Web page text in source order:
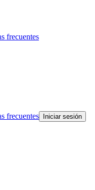
frecuentes
frecuentes Iniciar sesión